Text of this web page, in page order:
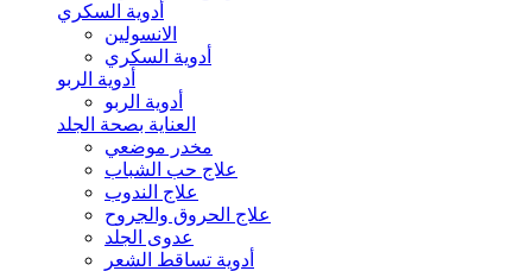
أدوية السكري
الانسولين
أدوية السكري
أدوية الربو
أدوية الربو
العناية بصحة الجلد
مخدر موضعي
علاج حب الشباب
علاج الندوب
علاج الحروق والجروح
عدوى الجلد
أدوية تساقط الشعر